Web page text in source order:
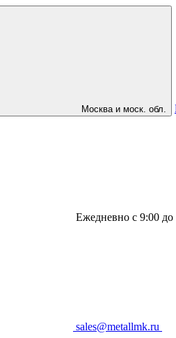
Москва и моск. обл.
Ежедневно с 9:00 до
sales@metallmk.ru